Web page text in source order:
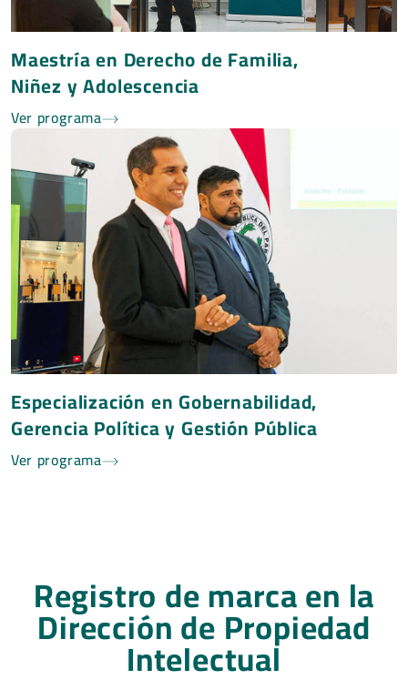
Maestría en Derecho de Familia,
Niñez y Adolescencia
Ver programa
Especialización en Gobernabilidad,
Gerencia Política y Gestión Pública
Ver programa
Registro de marca en la
Dirección de Propiedad
Intelectual